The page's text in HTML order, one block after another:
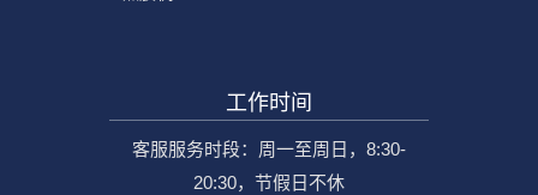
工作时间
客服服务时段：周一至周日，8:30-
20:30，节假日不休